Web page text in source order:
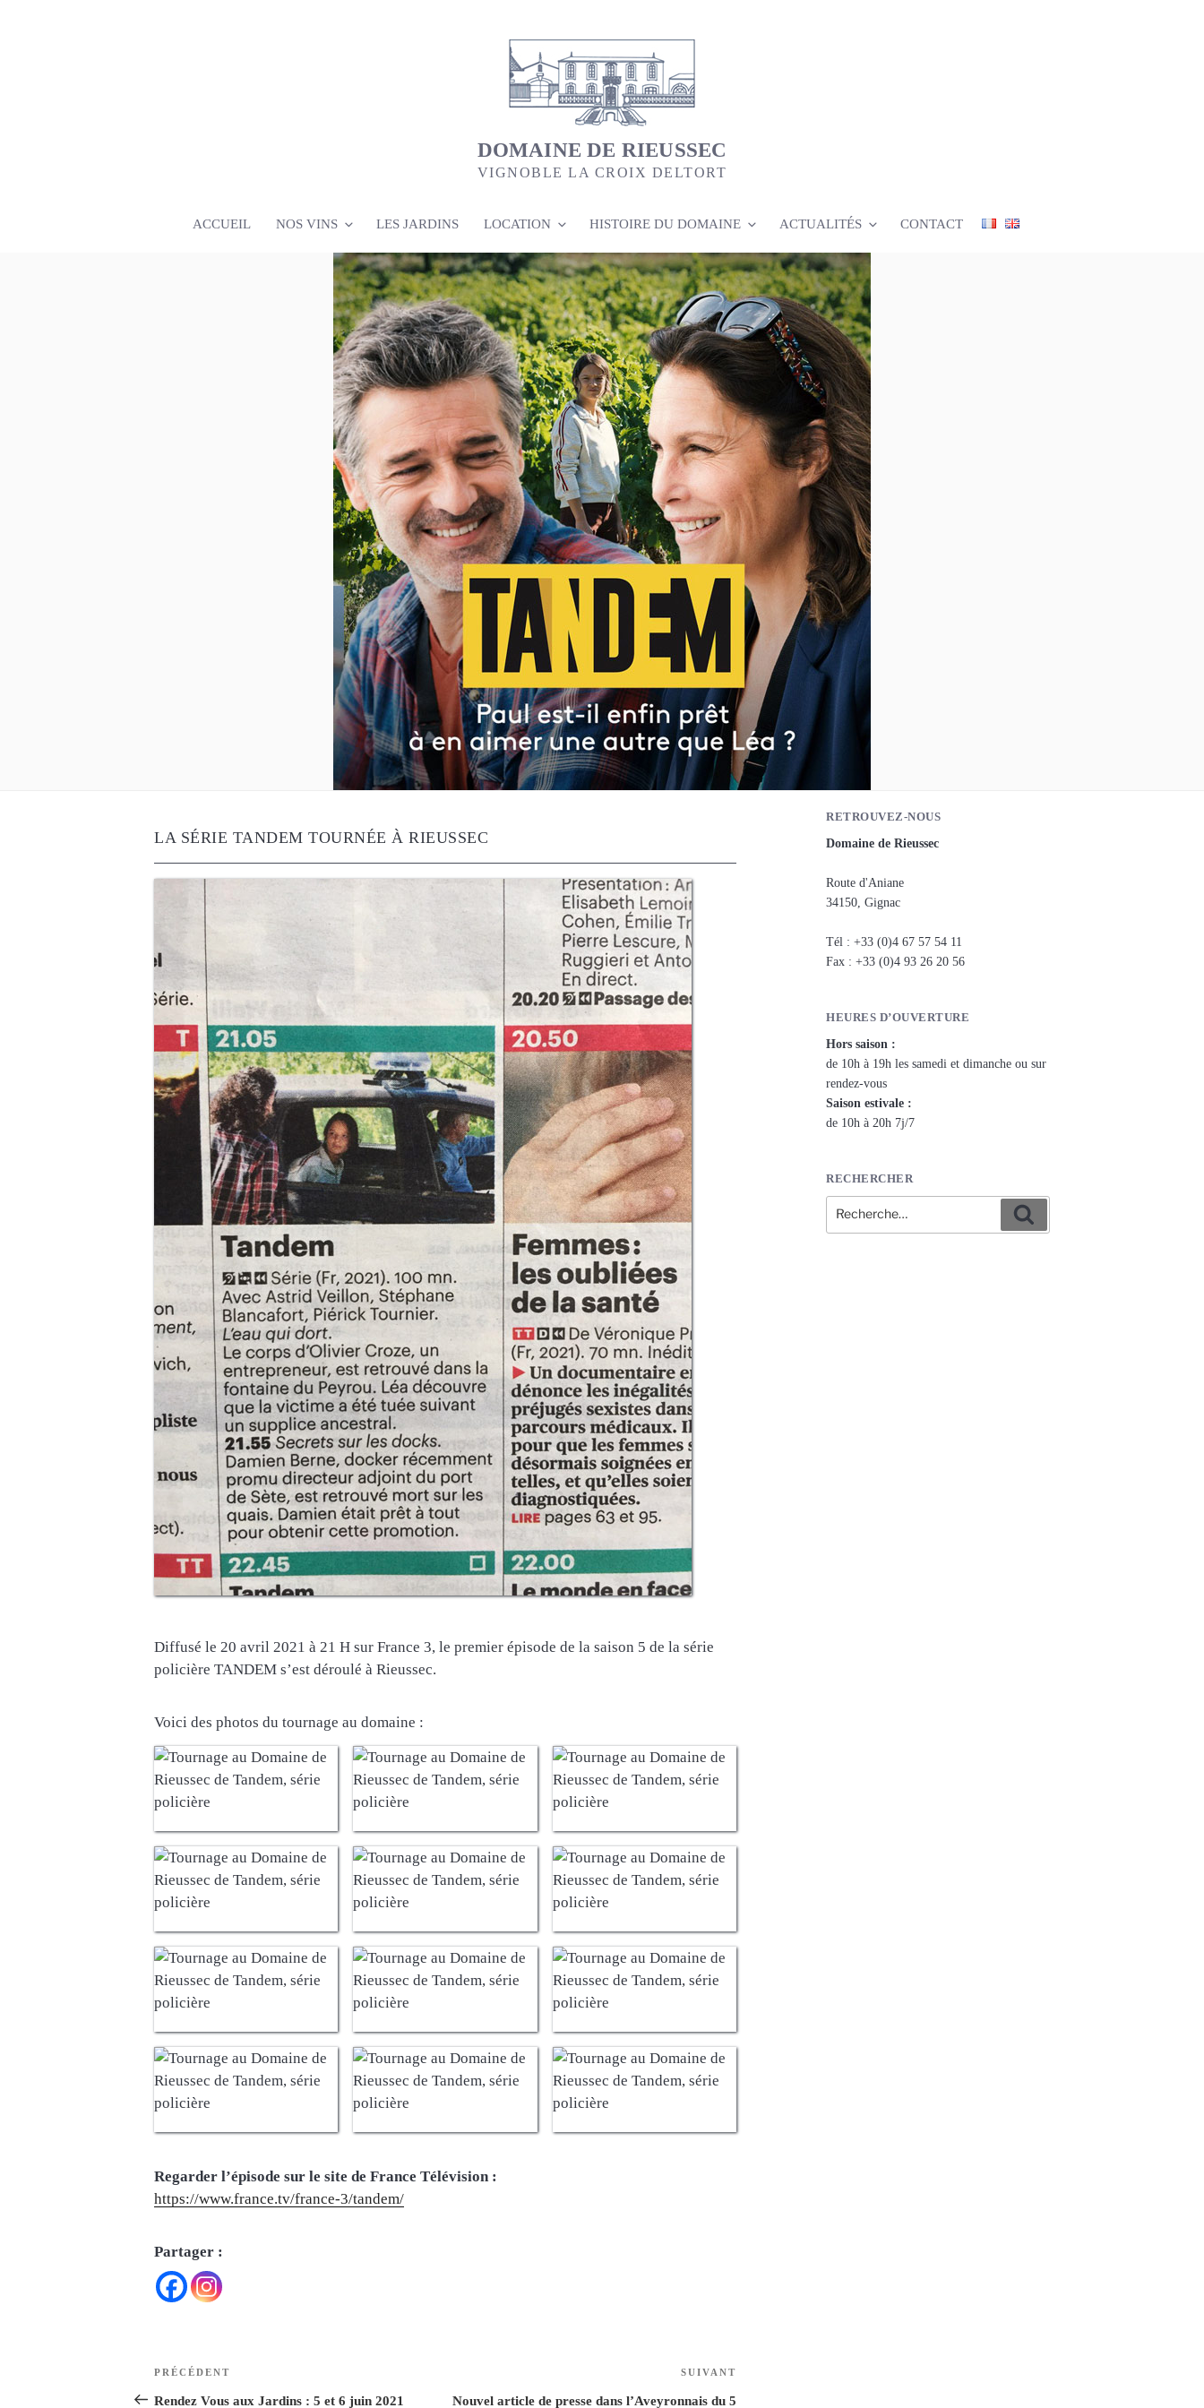
DOMAINE DE RIEUSSEC
VIGNOBLE LA CROIX DELTORT
ACCUEIL NOS VINS LES JARDINS LOCATION HISTOIRE DU DOMAINE ACTUALITÉS CONTACT
LA SÉRIE TANDEM TOURNÉE À RIEUSSEC
Diffusé le 20 avril 2021 à 21 H sur France 3, le premier épisode de la saison 5 de la série
policière TANDEM s’est déroulé à Rieussec.
Voici des photos du tournage au domaine :
Regarder l’épisode sur le site de France Télévision :
https://www.france.tv/france-3/tandem/
Partager :
Navigation
de
Article
précédent
PRÉCÉDENT
Rendez Vous aux Jardins : 5 et 6 juin 2021
SUIVANT
Nouvel article de presse dans l’Aveyronnais du 5
RETROUVEZ-NOUS
Domaine de Rieussec
Route d'Aniane
34150, Gignac
Tél : +33 (0)4 67 57 54 11
Fax : +33 (0)4 93 26 20 56
HEURES D’OUVERTURE
Hors saison :
de 10h à 19h les samedi et dimanche ou sur
rendez-vous
Saison estivale :
de 10h à 20h 7j/7
RECHERCHER